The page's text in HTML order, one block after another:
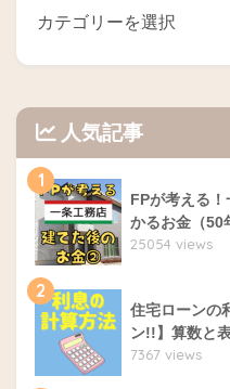
人気記事
1
FPが考える
かるお金（50
25054 views
2
住宅ローンの
ン!!】算数と
7367 views